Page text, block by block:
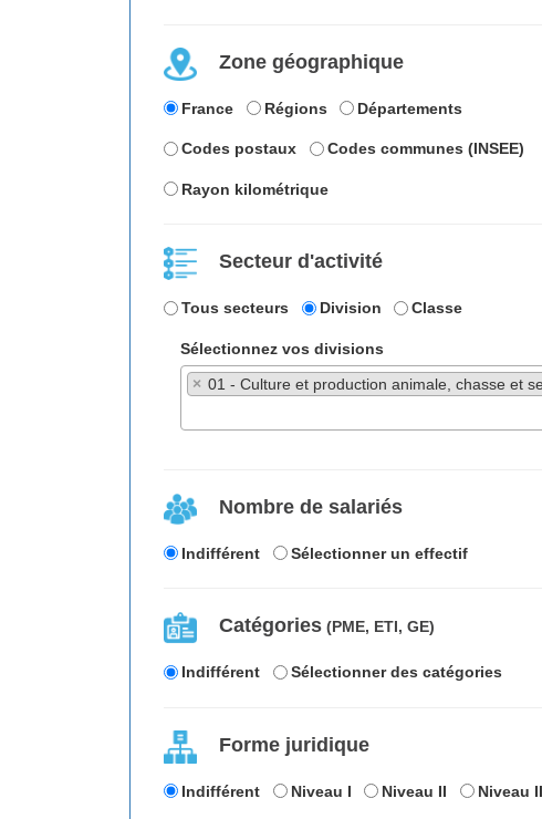
Zone géographique
France Régions Départements
Codes postaux Codes communes (INSEE)
Rayon kilométrique
Secteur d'activité
Tous secteurs Division Classe
Sélectionnez vos divisions
× 01 - Culture et production animale, chasse et
Nombre de salariés
Indifférent Sélectionner un effectif
Catégories (PME, ETI, GE)
Indifférent Sélectionner des catégories
Forme juridique
Indifférent Niveau I Niveau II Niveau